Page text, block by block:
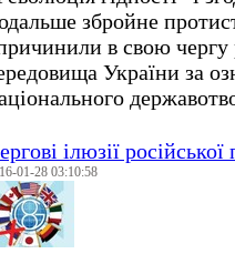
збройне
в свою чергу
України за
ілюзії
01-28 03:10:58